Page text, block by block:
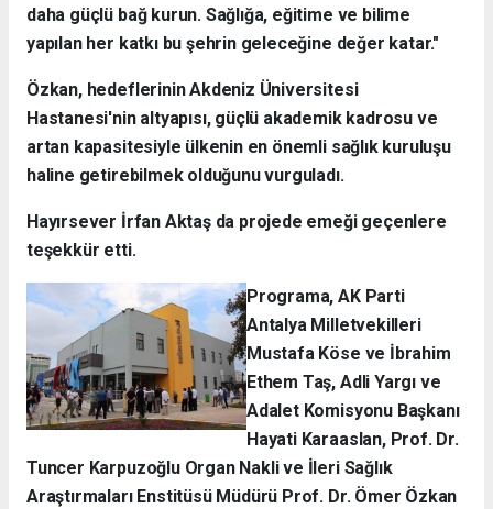
daha güçlü bağ kurun. Sağlığa, eğitime ve bilime
yapılan her katkı bu şehrin geleceğine değer katar."
Özkan, hedeflerinin Akdeniz Üniversitesi
Hastanesi'nin altyapısı, güçlü akademik kadrosu ve
artan kapasitesiyle ülkenin en önemli sağlık kuruluşu
haline getirebilmek olduğunu vurguladı.
Hayırsever İrfan Aktaş da projede emeği geçenlere
teşekkür etti.
Programa, AK Parti
Antalya Milletvekilleri
Mustafa Köse ve İbrahim
Ethem Taş, Adli Yargı ve
Adalet Komisyonu Başkanı
Hayati Karaaslan, Prof. Dr.
Tuncer Karpuzoğlu Organ Nakli ve İleri Sağlık
Araştırmaları Enstitüsü Müdürü Prof. Dr. Ömer Özkan